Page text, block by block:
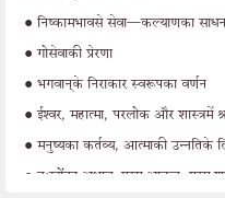
•निष्कामभावसे सेवा—कल्याणका साधन
•गोसेवाकी प्रेरणा
• भगवान‍्के निराकार स्वरूपका वर्णन
•ईश्वर, महात्मा, परलोक और शास्त्रमें
•मनुष्यका कर्तव्य, आत्माकी उन्नतिके
•दु:खोंका अभाव, परम आनन्द, परम